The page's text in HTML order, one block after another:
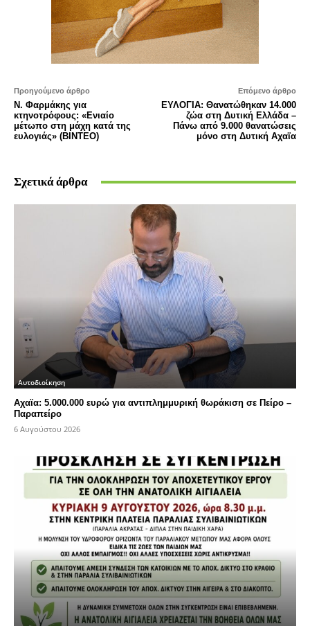
Προηγούμενο άρθρο
Ν. Φαρμάκης για
κτηνοτρόφους: «Ενιαίο
μέτωπο στη μάχη κατά της
ευλογιάς» (ΒΙΝΤΕΟ)
Επόμενο άρθρο
ΕΥΛΟΓΙΑ: Θανατώθηκαν 14.000
ζώα στη Δυτική Ελλάδα –
Πάνω από 9.000 θανατώσεις
μόνο στη Δυτική Αχαϊα
Σχετικά άρθρα
Αυτοδιοίκηση
Αχαϊα: 5.000.000 ευρώ για αντιπλημμυρική θωράκιση σε Πείρο –
Παραπείρο
6 Αυγούστου 2026